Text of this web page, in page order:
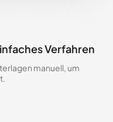
Verfahren
manuell, um